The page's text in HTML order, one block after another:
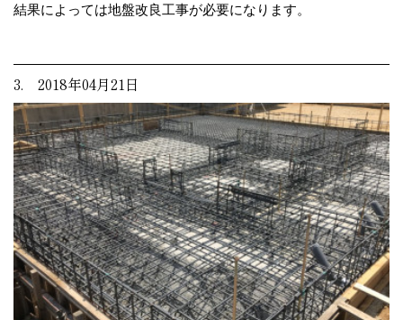
結果によっては地盤改良工事が必要になります。
3. 2018年04月21日